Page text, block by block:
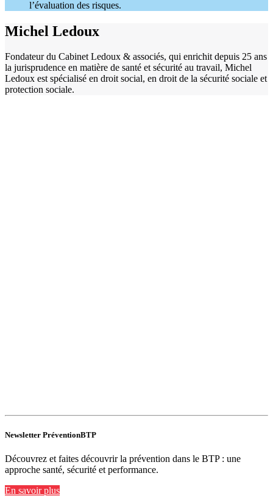
l’évaluation des risques.
Michel Ledoux
Fondateur du Cabinet Ledoux & associés, qui enrichit depuis 25 ans
la jurisprudence en matière de santé et sécurité au travail, Michel
Ledoux est spécialisé en droit social, en droit de la sécurité sociale et
protection sociale.
Newsletter PréventionBTP
Découvrez et faites découvrir la prévention dans le BTP : une
approche santé, sécurité et performance.
En savoir plus